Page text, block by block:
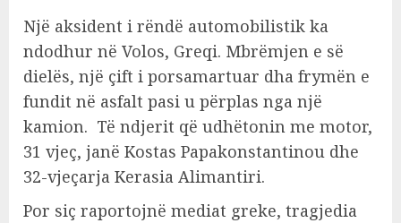
Një aksident i rëndë automobilistik ka
ndodhur në Volos, Greqi. Mbrëmjen e së
dielës, një çift i porsamartuar dha frymën e
fundit në asfalt pasi u përplas nga një
kamion. Të ndjerit që udhëtonin me motor,
31 vjeç, janë Kostas Papakonstantinou dhe
32-vjeçarja Kerasia Alimantiri.
Por siç raportojnë mediat greke, tragjedia